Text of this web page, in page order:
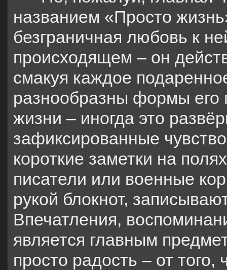
названием «Просто
безграничная любовь к
происходящем – он
смакуя каждое
разнообразны формы его
жизни – иногда это
зафиксированные
короткие заметки на
писатели или военные
рукой блокнот,
Впечатления,
является главным
просто радость – от